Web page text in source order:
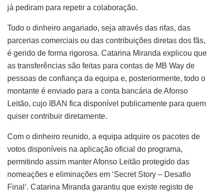
já pediram para repetir a colaboração.
Todo o dinheiro angariado, seja através das rifas, das
parcerias comerciais ou das contribuições diretas dos fãs,
é gerido de forma rigorosa. Catarina Miranda explicou que
as transferências são feitas para contas de MB Way de
pessoas de confiança da equipa e, posteriormente, todo o
montante é enviado para a conta bancária de Afonso
Leitão, cujo IBAN fica disponível publicamente para quem
quiser contribuir diretamente.
Com o dinheiro reunido, a equipa adquire os pacotes de
votos disponíveis na aplicação oficial do programa,
permitindo assim manter Afonso Leitão protegido das
nomeações e eliminações em ‘Secret Story – Desafio
Final’. Catarina Miranda garantiu que existe registo de